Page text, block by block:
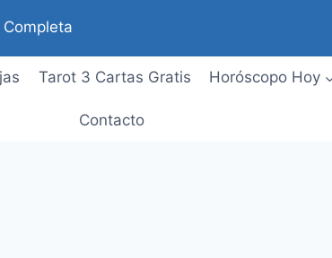
Tarot 3 Cartas Gratis Horóscopo Hoy
Contacto